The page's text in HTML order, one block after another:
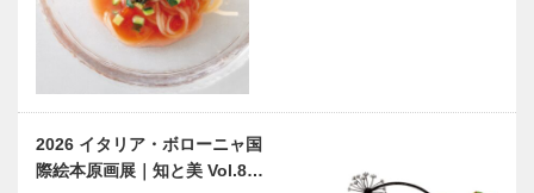
2026 イタリア・ボローニャ国
際絵本原画展｜知と美 Vol.8…